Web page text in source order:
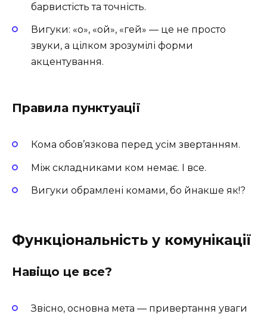
барвистість та точність.
Вигуки: «о», «ой», «гей» — це не просто
звуки, а цілком зрозумілі форми
акцентування.
Правила пунктуації
Кома обов’язкова перед усім звертанням.
Між складниками ком немає. І все.
Вигуки обрамлені комами, бо йнакше як!?
Функціональність у комунікації
Навіщо це все?
Звісно, основна мета — привертання уваги